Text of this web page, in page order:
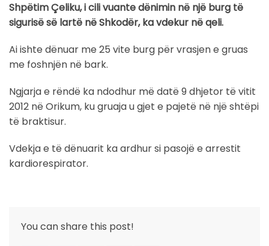
Shpëtim Çeliku, i cili vuante dënimin në një burg të
sigurisë së lartë në Shkodër, ka vdekur në qeli.
Ai ishte dënuar me 25 vite burg për vrasjen e gruas
me foshnjën në bark.
Ngjarja e rëndë ka ndodhur më datë 9 dhjetor të vitit
2012 në Orikum, ku gruaja u gjet e pajetë në një shtëpi
të braktisur.
Vdekja e të dënuarit ka ardhur si pasojë e arrestit
kardiorespirator.
You can share this post!